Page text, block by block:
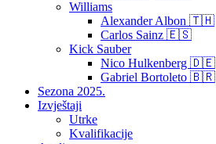
Williams
Alexander Albon 🇹🇭
Carlos Sainz 🇪🇸
Kick Sauber
Nico Hulkenberg 🇩🇪
Gabriel Bortoleto 🇧🇷
Sezona 2025.
Izvještaji
Utrke
Kvalifikacije